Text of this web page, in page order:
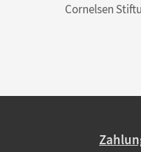
Cornelsen